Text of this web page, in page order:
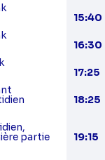
partie
15:40
16:30
17:25
18:25
19:15